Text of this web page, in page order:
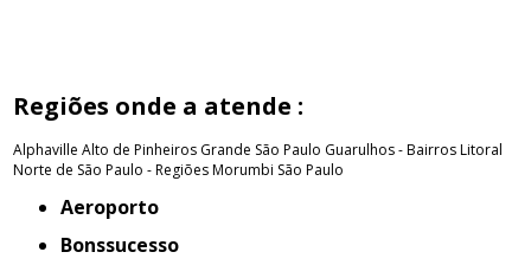
Regiões onde a atende :
Alphaville Alto de Pinheiros Grande São Paulo Guarulhos - BairrosLitoral
Norte de São Paulo - RegiõesMorumbi São Paulo
Aeroporto
Bonssucesso